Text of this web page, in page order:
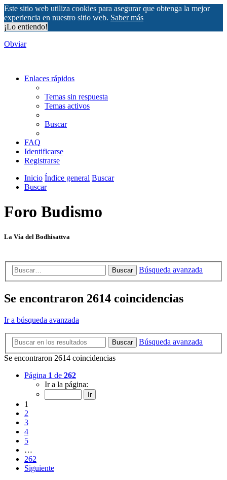
Este sitio web utiliza cookies para asegurar que obtenga la mejor
experiencia en nuestro sitio web. Saber más
¡Lo entiendo!
Obviar
Enlaces rápidos
Temas sin respuesta
Temas activos
Buscar
FAQ
Identificarse
Registrarse
Inicio Índice general Buscar
Buscar
Foro Budismo
La Vía del Bodhisattva
Buscar Búsqueda avanzada
Se encontraron 2614 coincidencias
Ir a búsqueda avanzada
Buscar
Búsqueda avanzada
Se encontraron 2614 coincidencias
Página 1 de 262
Ir a la página:
1
2
3
4
5
…
262
Siguiente